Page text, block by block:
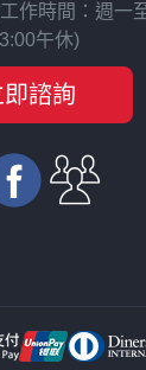
作時間：週一
午休)
即諮詢